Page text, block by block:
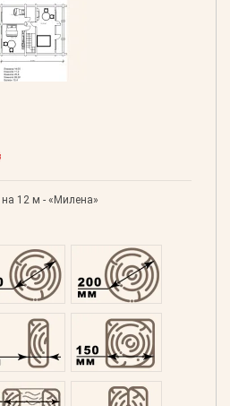
12 м - «Милена»
160
Оцилиндрованний 180Оцилиндрованний
220
Профилированний 60Профилированний
200
Двойной 300 Клееный 120